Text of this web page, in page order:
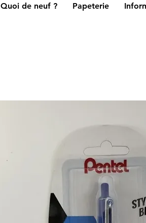
Quoi de neuf ? Papeterie